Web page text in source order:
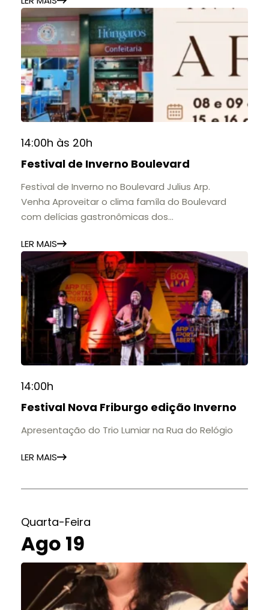
importantes instituições de ensino de Nova
Friburgo e do Brasil.
A mostra convida o público a conhecer o legado
do Colégio Anchieta por meio de documentos,
histórias e marcos que evidenciam sua
contribuição para a educação, a cultura e a
formação de gerações.
📍 Casarão Julius Arp
📅 Até 30 de setembro
11h às 17h
🎟️ Entrada gratuita.
14:00h às 20h
Festival de Inverno Boulevard
Festival de Inverno no Boulevard Julius Arp.
Venha Aproveitar o clima famíla do Boulevard
com delícias gastronômicas dos
LER MAIS
14:00h
Festival Nova Friburgo edição Inverno
Apresentação do Trio Lumiar na Rua do Relógio
LER MAIS
Quarta-Feira
Ago 19